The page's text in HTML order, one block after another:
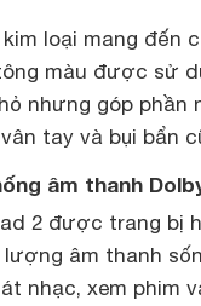
loại mang đến
màu được sử
nhưng góp phần
tay và bụi bẩn
âm thanh
2 được trang bị
âm thanh
nhạc, xem phim